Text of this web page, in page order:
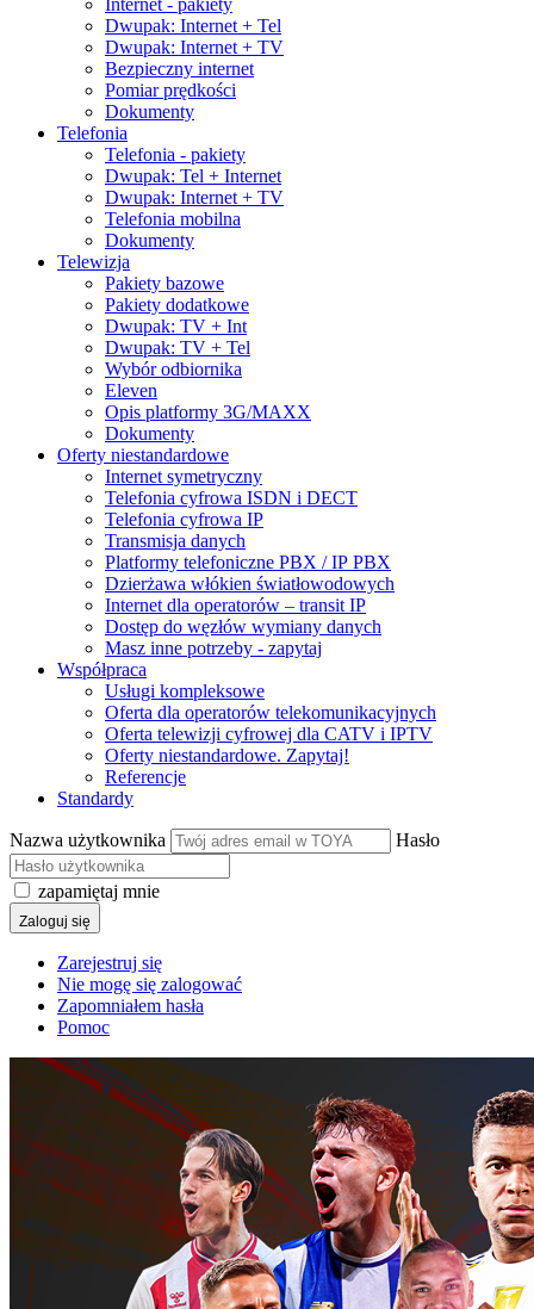
Dwupak: Internet + Tel
Dwupak: Internet + TV
Bezpieczny internet
Pomiar prędkości
Dokumenty
Telefonia
Telefonia - pakiety
Dwupak: Tel + Internet
Dwupak: Internet + TV
Telefonia mobilna
Dokumenty
Telewizja
Pakiety bazowe
Pakiety dodatkowe
Dwupak: TV + Int
Dwupak: TV + Tel
Wybór odbiornika
Eleven
Opis platformy 3G/MAXX
Dokumenty
Oferty niestandardowe
Internet symetryczny
Telefonia cyfrowa ISDN i DECT
Telefonia cyfrowa IP
Transmisja danych
Platformy telefoniczne PBX / IP PBX
Dzierżawa włókien światłowodowych
Internet dla operatorów – transit IP
Dostęp do węzłów wymiany danych
Masz inne potrzeby - zapytaj
Współpraca
Usługi kompleksowe
Oferta dla operatorów telekomunikacyjnych
Oferta telewizji cyfrowej dla CATV i IPTV
Oferty niestandardowe. Zapytaj!
Referencje
Standardy
Nazwa użytkownika Hasło
zapamiętaj mnie
Zaloguj się
Zarejestruj się
Nie mogę się zalogować
Zapomniałem hasła
Pomoc